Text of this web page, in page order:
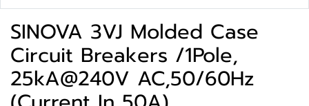
SINOVA 3VJ Molded Case
Circuit Breakers /1Pole,
25kA@240V AC,50/60Hz